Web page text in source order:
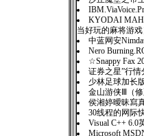
KYODAI
当好玩的麻将游戏
中蓝网安
Nero
☆Snappy Fax
证券之星”行情
少林足球加长
金山游侠Ⅲ（修
侯湘婷曖昧寫
30线程的网际
Visual C++ 6.0
Microsoft